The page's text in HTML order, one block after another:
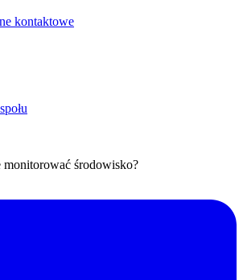
kontaktowe
monitorować środowisko?